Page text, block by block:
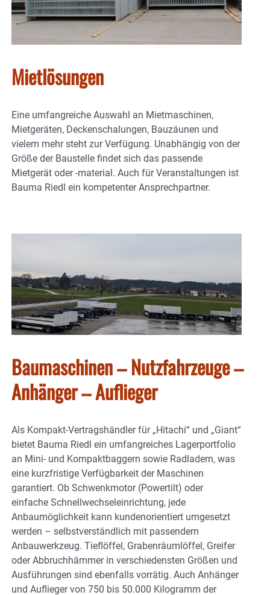
Mietlösungen
Eine umfangreiche Auswahl an Mietmaschinen,
Mietgeräten, Deckenschalungen, Bauzäunen und
vielem mehr steht zur Verfügung. Unabhängig von der
Größe der Baustelle findet sich das passende
Mietgerät oder -material. Auch für Veranstaltungen ist
Bauma Riedl ein kompetenter Ansprechpartner.
Baumaschinen – Nutzfahrzeuge –
Anhänger – Auflieger
Als Kompakt-Vertragshändler für „Hitachi“ und „Giant“
bietet Bauma Riedl ein umfangreiches Lagerportfolio
an Mini- und Kompaktbaggern sowie Radladern, was
eine kurzfristige Verfügbarkeit der Maschinen
garantiert. Ob Schwenkmotor (Powertilt) oder
einfache Schnellwechseleinrichtung, jede
Anbaumöglichkeit kann kundenorientiert umgesetzt
werden – selbstverständlich mit passendem
Anbauwerkzeug. Tieflöffel, Grabenräumlöffel, Greifer
oder Abbruchhämmer in verschiedensten Größen und
Ausführungen sind ebenfalls vorrätig. Auch Anhänger
und Auflieger von 750 bis 50.000 Kilogramm der